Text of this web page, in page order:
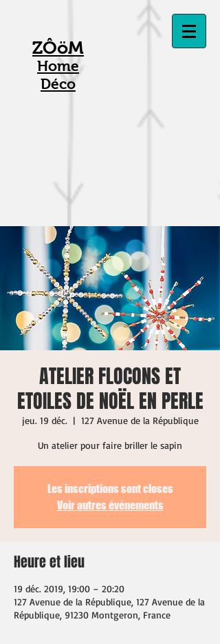
ZÔöM
Home
Déco
ATELIER FLOCONS ET
ETOILES DE NOËL EN PERLE
jeu. 19 déc.
  |
127 Avenue de la République
Un atelier pour faire briller le sapin
Les inscriptions sont closes
Voir autres événements
Heure et lieu
19 déc. 2019, 19:00 – 20:20
127 Avenue de la République, 127 Avenue de la
République, 91230 Montgeron, France